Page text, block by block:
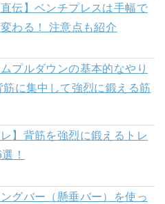
直伝】ベンチプレスは手幅で
わる！ 注意点も紹介
プルダウンの基本的なやり
に集中して強烈に鍛える筋
レ】背筋を強烈に鍛えるトレ
！
ングバー（懸垂バー）を使っ